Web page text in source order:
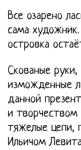
Все озарено
сама
островка
Скованые
изможденные
данной
и творчеством
тяжелые цепи,
Ильичом